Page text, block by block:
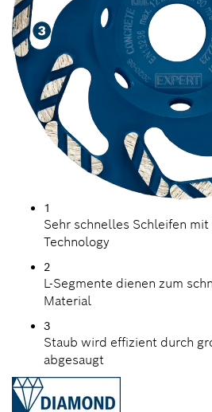
1
Sehr schnelles Schleifen
Technology
2
L-Segmente dienen zum
Material
3
Staub wird effizient durch
abgesaugt